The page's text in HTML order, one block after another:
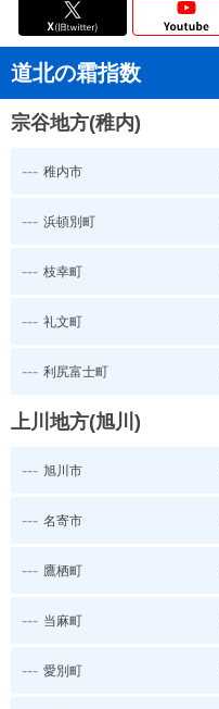
道北の霜指数
宗谷地方(稚内)
--- 稚内市
--- 浜頓別町
--- 枝幸町
--- 礼文町
--- 利尻富士町
上川地方(旭川)
--- 旭川市
--- 名寄市
--- 鷹栖町
--- 当麻町
--- 愛別町